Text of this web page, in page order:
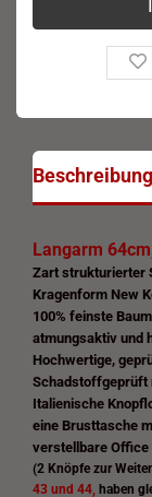
Beschreibung
Langarm
Zart strukturierter
Kragenform New
100% feinste
atmungsaktiv und
Hochwertige,
Schadstoffgeprüft
Italienische
eine Brusttasche
verstellbare Office
(2 Knöpfe zur
43 und 44, haben